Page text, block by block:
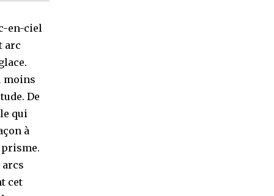
en-ciel
arc
moins
De
qui
à
arcs
cet